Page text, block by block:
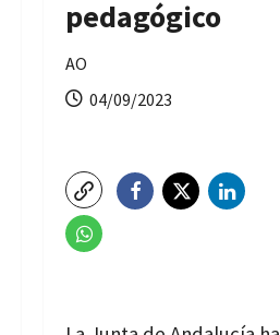
pedagógico
AO
04/09/2023